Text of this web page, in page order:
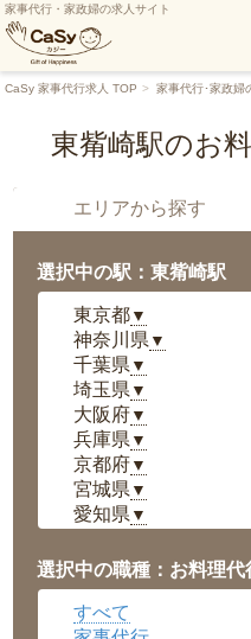
家事代行・家政婦の求人サイト
CaSy 家事代行求人 TOP 家事代行･家政婦
東觜崎駅のお
エリアから探す
選択中の駅：東觜崎駅
東京都▼
神奈川県 ▼
千葉県 ▼
埼玉県 ▼
大阪府▼
兵庫県 ▼
京都府▼
宮城県 ▼
愛知県 ▼
岡山県▼
広島県▼
沖縄県
選択中の職種：お料理代
すべて